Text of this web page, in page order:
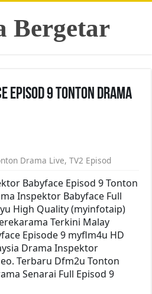
Bergetar
Episod 9 Tonton Drama
Drama Live,TV2 Episod
Babyface Episod 9 Tonton
Inspektor Babyface Full
High Quality (myinfotaip)
Terkini Malay
Episode 9 myflm4u HD
Drama Inspektor
Terbaru Dfm2u Tonton
Senarai Full Episod 9